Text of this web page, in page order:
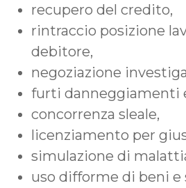
recupero del credito,
rintraccio posizione
debitore,
negoziazione
furti danneggiamenti
concorrenza sleale,
licenziamento per
simulazione di
uso difforme di beni